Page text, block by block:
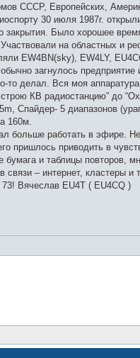
СССР, Европейских,
30 июля 1987г.
закрытия. Было хорошее
на областных и
EW4BN(sky), EW4LY,
загнулось
то делал. Вся моя
строю КВ радиостанцию” до
Спайдер- 5 диапазонов
160м.
больше работать в эфире.
пришлось приводить в
бумага и таблицы повторов,
связи – интернет, кластеры
Вячеслав EU4T ( EU4CQ )